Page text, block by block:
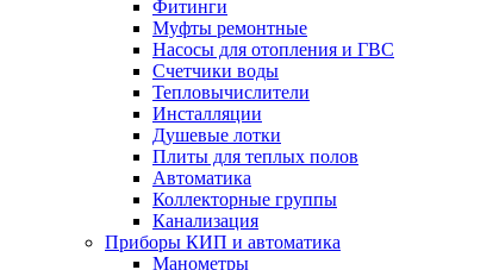
Фитинги
Муфты ремонтные
Насосы для отопления и ГВС
Счетчики воды
Тепловычислители
Инсталляции
Душевые лотки
Плиты для теплых полов
Автоматика
Коллекторные группы
Канализация
Приборы КИП и автоматика
Манометры